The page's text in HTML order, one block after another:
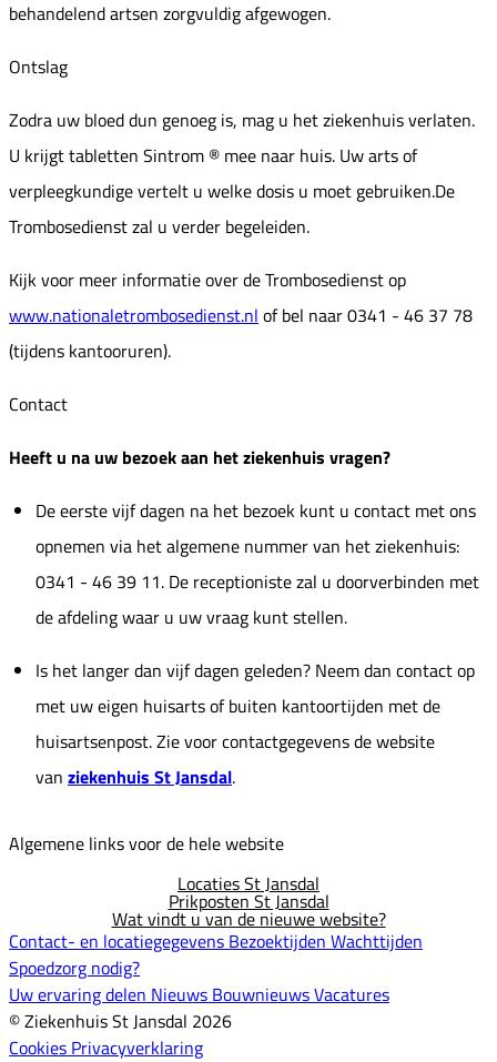
behandelend artsen zorgvuldig afgewogen.
Ontslag
Zodra uw bloed dun genoeg is, mag u het ziekenhuis verlaten.
U krijgt tabletten Sintrom ® mee naar huis. Uw arts of
verpleegkundige vertelt u welke dosis u moet gebruiken.De
Trombosedienst zal u verder begeleiden.
Kijk voor meer informatie over de Trombosedienst op
www.nationaletrombosedienst.nl of bel naar 0341 - 46 37 78
(tijdens kantooruren).
Contact
Heeft u na uw bezoek aan het ziekenhuis vragen?
De eerste vijf dagen na het bezoek kunt u contact met ons
opnemen via het algemene nummer van het ziekenhuis:
0341 - 46 39 11. De receptioniste zal u doorverbinden met
de afdeling waar u uw vraag kunt stellen.
Is het langer dan vijf dagen geleden? Neem dan contact op
met uw eigen huisarts of buiten kantoortijden met de
huisartsenpost. Zie voor contactgegevens de website
van ziekenhuis St Jansdal.
Algemene links voor de hele website
Locaties St Jansdal
Prikposten St Jansdal
Wat vindt u van de nieuwe website?
Contact- en locatiegegevens Bezoektijden Wachttijden
Spoedzorg nodig?
Uw ervaring delen Nieuws BouwnieuwsVacatures
© Ziekenhuis St Jansdal 2026
Cookies Privacyverklaring